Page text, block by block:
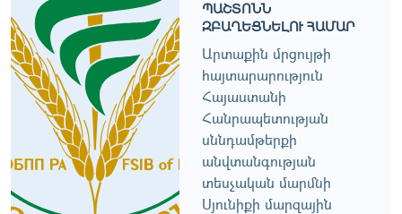
ՊԱՇՏՈՆՆ
ԶԲԱՂԵՑՆԵԼՈՒ ՀԱՄԱՐ
Արտաքին մրցույթի
հայտարարություն
Հայաստանի
Հանրապետության
սննդամթերքի
անվտանգության
տեսչական մարմնի
Սյունիքի մարզային